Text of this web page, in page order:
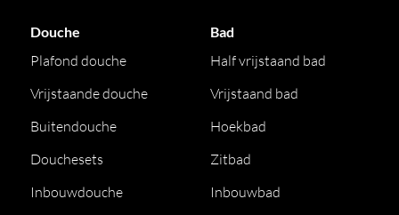
Douche
Plafond douche
Vrijstaande douche
Buitendouche
Douchesets
Inbouwdouche
Bad
Half vrijstaand bad
Vrijstaand bad
Hoekbad
Zitbad
Inbouwbad